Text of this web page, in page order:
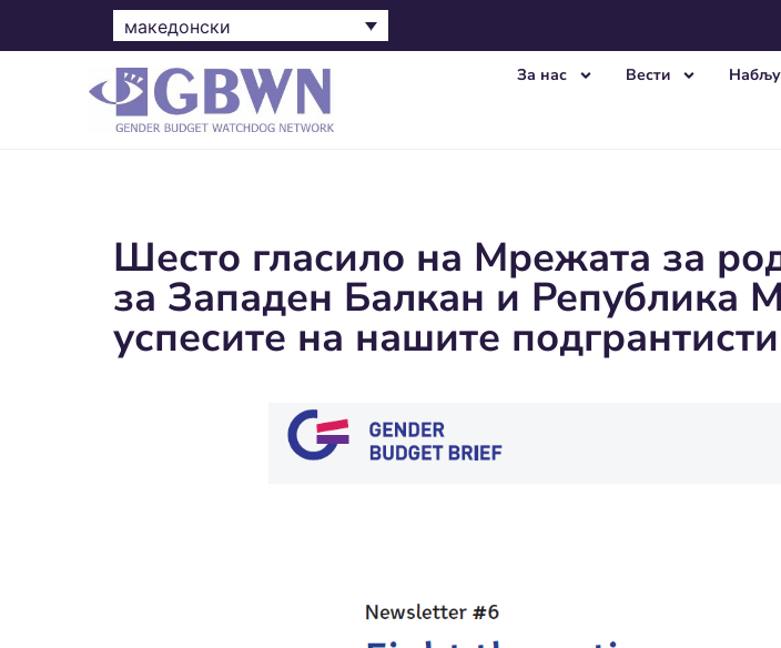
македонски
За нас Вести
Шесто гласило на Мрежата за
за Западен Балкан и Република
успесите на нашите подгрантисти